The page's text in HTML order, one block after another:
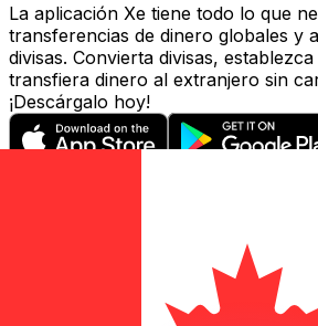
La aplicación Xe tiene todo lo que
transferencias de dinero globales y
divisas. Convierta divisas,
transfiera dinero al extranjero sin
¡Descárgalo hoy!